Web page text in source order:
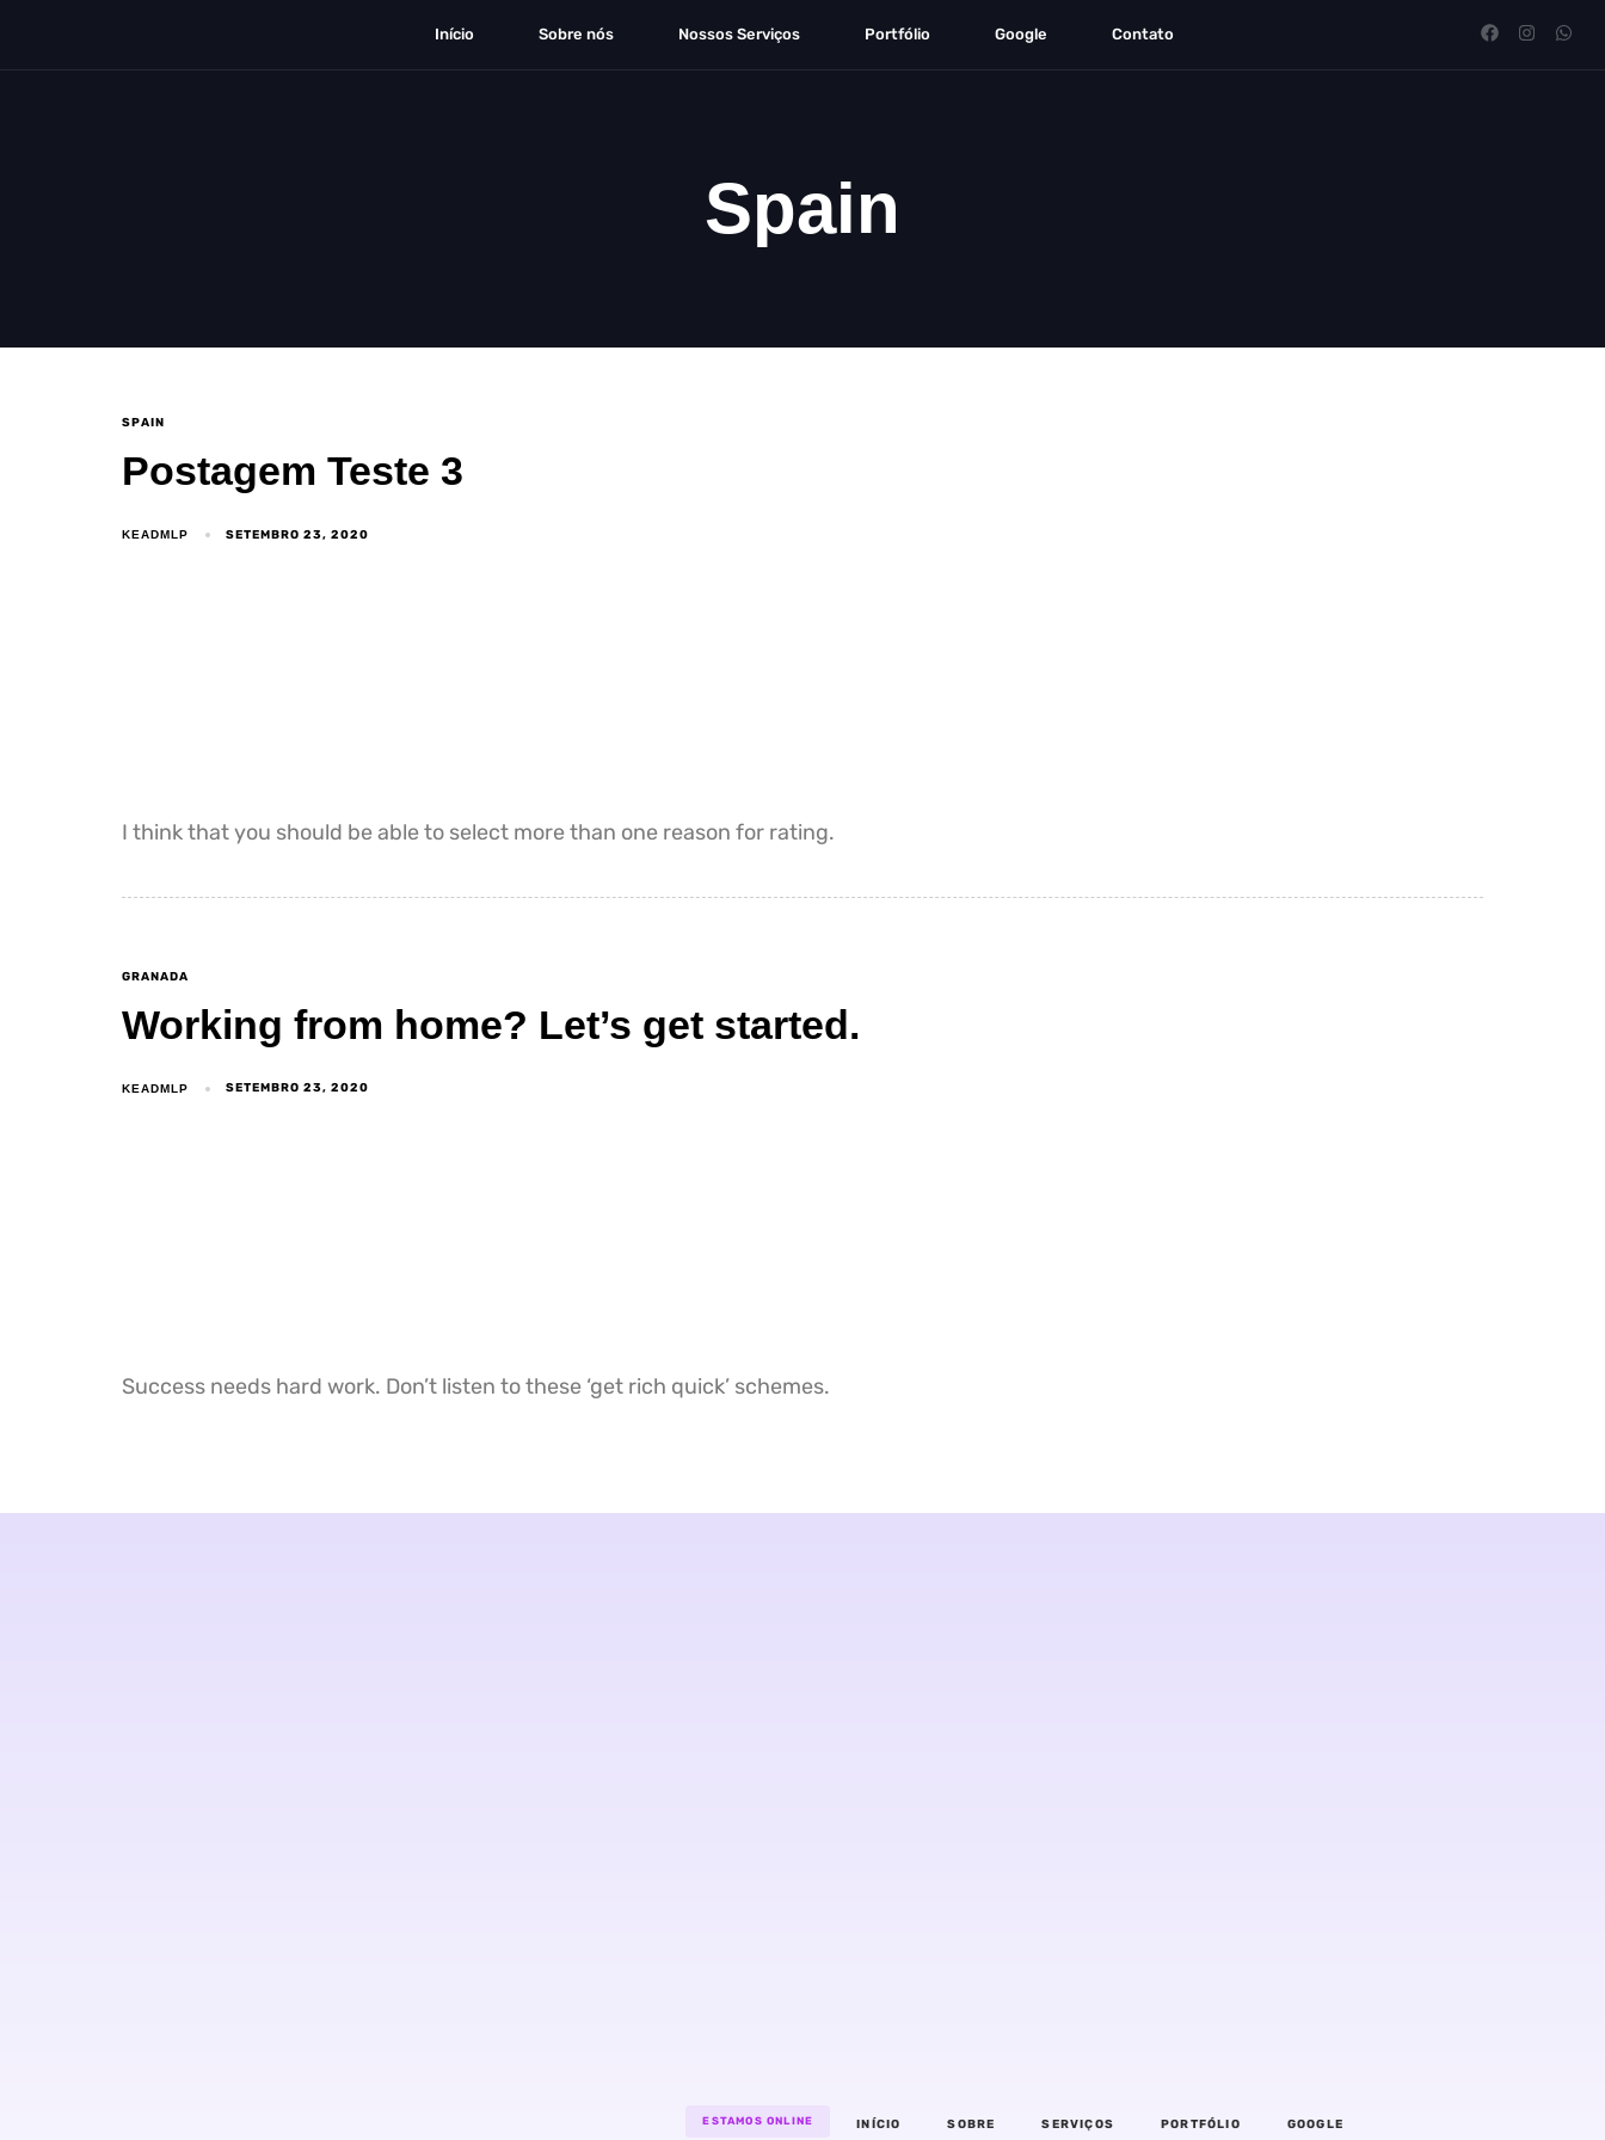
Início Sobre nós Nossos Serviços Portfólio Google Contato
Spain
SPAIN
Postagem Teste 3
KEADMLP SETEMBRO 23, 2020
I think that you should be able to select more than one reason for rating.
GRANADA
Working from home? Let’s get started.
KEADMLP SETEMBRO 23, 2020
Success needs hard work. Don’t listen to these ‘get rich quick’ schemes.
ESTAMOS ONLINE INÍCIO SOBRE SERVIÇOS PORTFÓLIO GOOGLE